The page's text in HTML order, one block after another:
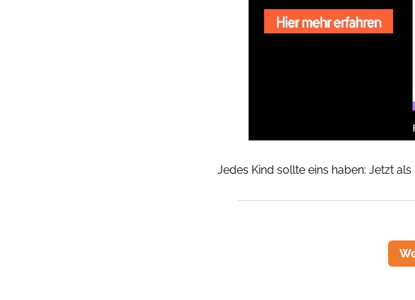
Jedes Kind sollte eins haben: Jetzt